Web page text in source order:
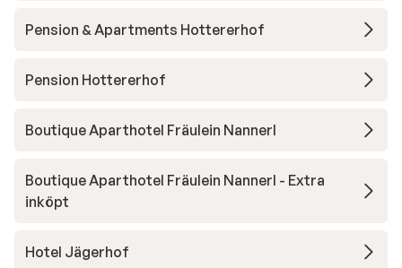
Pension & Apartments Hottererhof
Pension Hottererhof
Boutique Aparthotel Fräulein Nannerl
Boutique Aparthotel Fräulein Nannerl - Extra
inköpt
Hotel Jägerhof